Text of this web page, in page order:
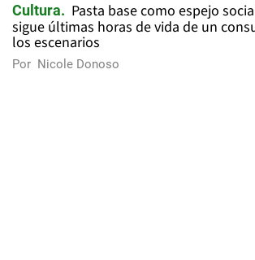
Cultura
Pasta base como espejo
sigue últimas horas de vida de un
los escenarios
Por Nicole Donoso